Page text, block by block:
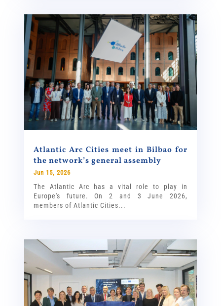
Atlantic Arc Cities meet in Bilbao for
the network’s general assembly
Jun 15, 2026
The Atlantic Arc has a vital role to play in
Europe's future. On 2 and 3 June 2026,
members of Atlantic Cities...